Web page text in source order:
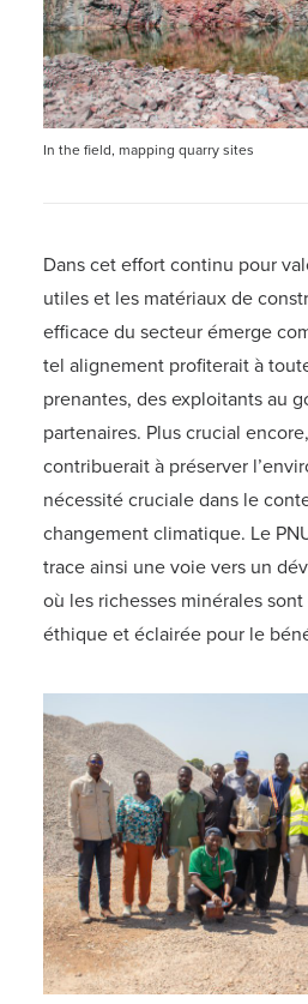
In the field, mapping quarry sites
Dans cet effort continu pour
utiles et les matériaux de
efficace du secteur émerge
tel alignement profiterait à
prenantes, des exploitants au
partenaires. Plus crucial
contribuerait à préserver
nécessité cruciale dans le
changement climatique. Le
trace ainsi une voie vers un
où les richesses minérales
éthique et éclairée pour le